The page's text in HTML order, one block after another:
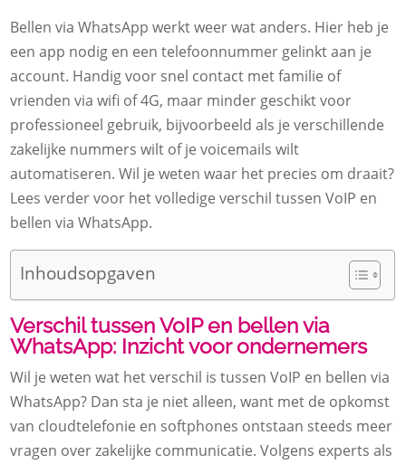
Bellen via WhatsApp werkt weer wat anders. Hier heb je
een app nodig en een telefoonnummer gelinkt aan je
account. Handig voor snel contact met familie of
vrienden via wifi of 4G, maar minder geschikt voor
professioneel gebruik, bijvoorbeeld als je verschillende
zakelijke nummers wilt of je voicemails wilt
automatiseren. Wil je weten waar het precies om draait?
Lees verder voor het volledige verschil tussen VoIP en
bellen via WhatsApp.
Inhoudsopgaven
Verschil tussen VoIP en bellen via
WhatsApp: Inzicht voor ondernemers
Wil je weten wat het verschil is tussen VoIP en bellen via
WhatsApp? Dan sta je niet alleen, want met de opkomst
van cloudtelefonie en softphones ontstaan steeds meer
vragen over zakelijke communicatie. Volgens experts als